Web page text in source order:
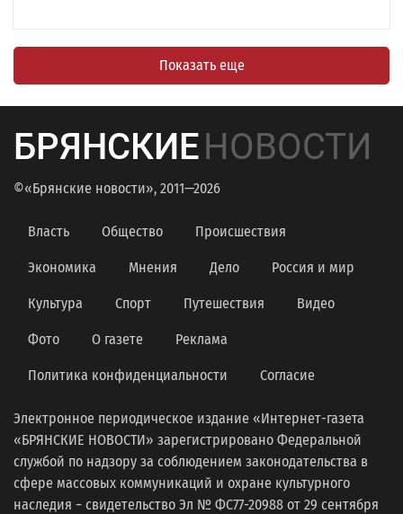
Показать еще
БРЯНСКИЕНОВОСТИ
©«Брянские новости», 2011—2026
Власть Общество Происшествия
Экономика Мнения Дело Россия и мир
Культура Спорт Путешествия Видео
Фото О газете Реклама
Политика конфиденциальности Согласие
Электронное периодическое издание «Интернет-газета
«БРЯНСКИЕ НОВОСТИ» зарегистрировано Федеральной
службой по надзору за соблюдением законодательства в
сфере массовых коммуникаций и охране культурного
наследия − свидетельство Эл № ФС77-20988 от 29 сентября